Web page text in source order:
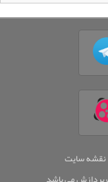
نقشه سایت